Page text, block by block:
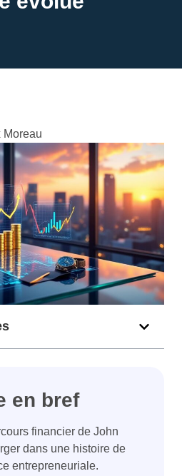
Moreau
en bref
financier de John
dans une histoire de
entrepreneuriale.